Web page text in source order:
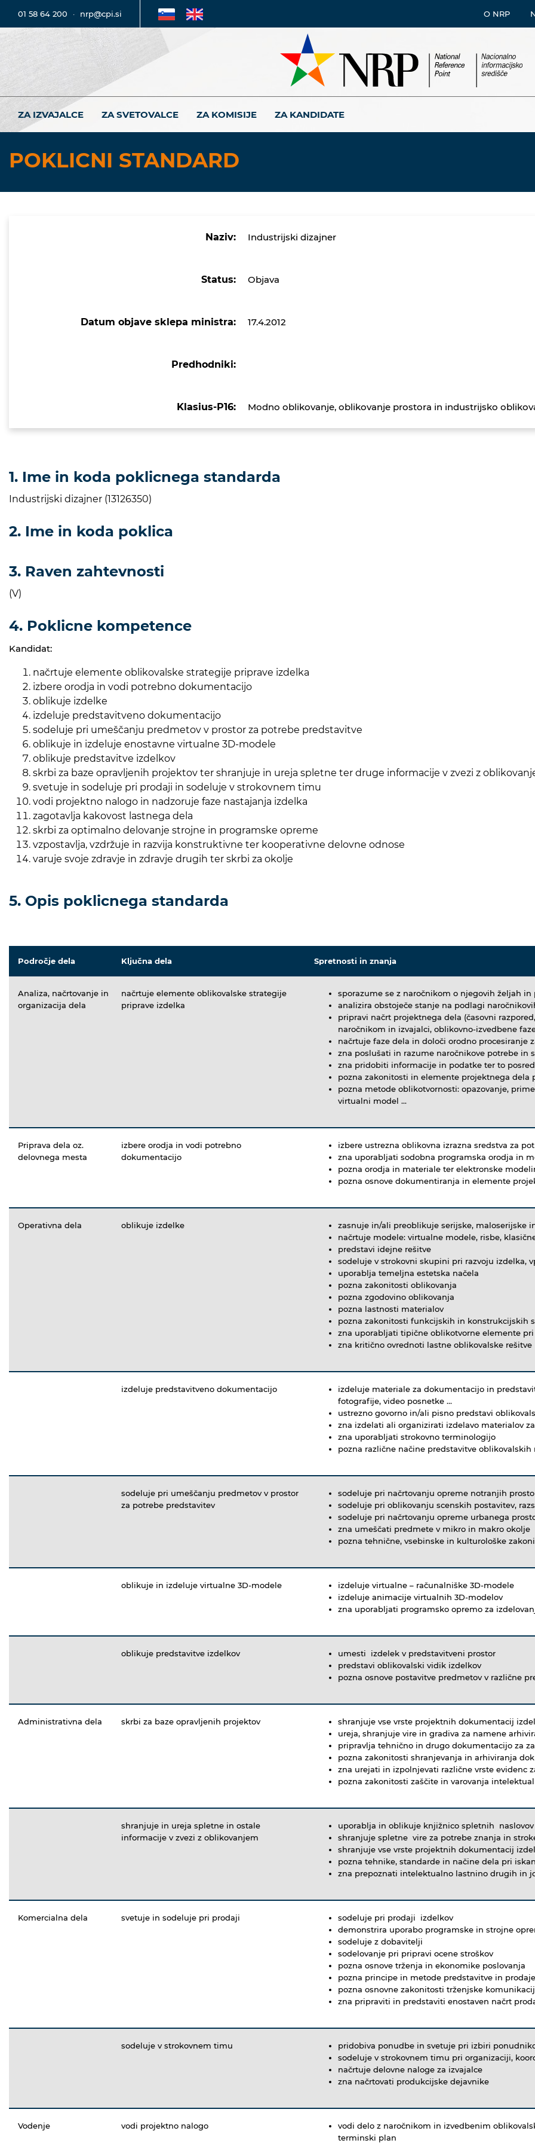
01 58 64 200 · nrp@cpi.si O NRP
ZA IZVAJALCE ZA SVETOVALCE ZA KOMISIJE ZA KANDIDATE
POKLICNI STANDARD
Naziv: Industrijski dizajner
Status: Objava
Datum objave sklepa ministra: 17.4.2012
Predhodniki:
Klasius-P16: Modno oblikovanje, oblikovanje prostora in industrijsko
1. Ime in koda poklicnega standarda
Industrijski dizajner (13126350)
2. Ime in koda poklica
3. Raven zahtevnosti
(V)
4. Poklicne kompetence
Kandidat:
načrtuje elemente oblikovalske strategije priprave izdelka
izbere orodja in vodi potrebno dokumentacijo
oblikuje izdelke
izdeluje predstavitveno dokumentacijo
sodeluje pri umeščanju predmetov v prostor za potrebe predstavitve
oblikuje in izdeluje enostavne virtualne 3D-modele
oblikuje predstavitve izdelkov
skrbi za baze opravljenih projektov ter shranjuje in ureja spletne ter druge informacije v zvezi z
svetuje in sodeluje pri prodaji in sodeluje v strokovnem timu
vodi projektno nalogo in nadzoruje faze nastajanja izdelka
zagotavlja kakovost lastnega dela
skrbi za optimalno delovanje strojne in programske opreme
vzpostavlja, vzdržuje in razvija konstruktivne ter kooperativne delovne odnose
varuje svoje zdravje in zdravje drugih ter skrbi za okolje
5. Opis poklicnega standarda
Področje dela Ključna dela Spretnosti in znanja
Analiza, načrtovanje in
organizacija dela
načrtuje elemente oblikovalske strategije
priprave izdelka
sporazume se z naročnikom o njegovih željah
analizira obstoječe stanje na podlagi
pripravi načrt projektnega dela (časovni
naročnikom in izvajalci, oblikovno-izvedbene
načrtuje faze dela in določi orodno procesiranje
zna poslušati in razume naročnikove potrebe in
zna pridobiti informacije in podatke ter to
pozna zakonitosti in elemente projektnega dela
pozna metode oblikotvornosti: opazovanje,
virtualni model ...
Priprava dela oz.
delovnega mesta
izbere orodja in vodi potrebno
dokumentacijo
izbere ustrezna oblikovna izrazna sredstva za
zna uporabljati sodobna programska orodja in
pozna orodja in materiale ter elektronske
pozna osnove dokumentiranja in elemente
Operativna dela oblikuje izdelke
zasnuje in/ali preoblikuje serijske, maloserijske
načrtuje modele: virtualne modele, risbe,
predstavi idejne rešitve
sodeluje v strokovni skupini pri razvoju izdelka,
uporablja temeljna estetska načela
pozna zakonitosti oblikovanja
pozna zgodovino oblikovanja
pozna lastnosti materialov
pozna zakonitosti funkcijskih in konstrukcijskih
zna uporabljati tipične oblikotvorne elemente
zna kritično ovrednoti lastne oblikovalske rešitve
izdeluje predstavitveno dokumentacijo
izdeluje materiale za dokumentacijo in
fotografije, video posnetke ...
ustrezno govorno in/ali pisno predstavi
zna izdelati ali organizirati izdelavo materialov
zna uporabljati strokovno terminologijo
pozna različne načine predstavitve oblikovalskih
sodeluje pri umeščanju predmetov v prostor
za potrebe predstavitev
sodeluje pri načrtovanju opreme notranjih
sodeluje pri oblikovanju scenskih postavitev,
sodeluje pri načrtovanju opreme urbanega
zna umeščati predmete v mikro in makro okolje
pozna tehnične, vsebinske in kulturološke
oblikuje in izdeluje virtualne 3D-modele
izdeluje virtualne – računalniške 3D-modele
izdeluje animacije virtualnih 3D-modelov
zna uporabljati programsko opremo za
oblikuje predstavitve izdelkov
umesti izdelek v predstavitveni prostor
predstavi oblikovalski vidik izdelkov
pozna osnove postavitve predmetov v različne
Administrativna dela skrbi za baze opravljenih projektov
shranjuje vse vrste projektnih dokumentacij
ureja, shranjuje vire in gradiva za namene
pripravlja tehnično in drugo dokumentacijo za
pozna zakonitosti shranjevanja in arhiviranja
zna urejati in izpolnjevati različne vrste evidenc
pozna zakonitosti zaščite in varovanja
shranjuje in ureja spletne in ostale
informacije v zvezi z oblikovanjem
uporablja in oblikuje knjižnico spletnih naslovov
shranjuje spletne vire za potrebe znanja in
shranjuje vse vrste projektnih dokumentacij
pozna tehnike, standarde in načine dela pri
zna prepoznati intelektualno lastnino drugih in
Komercialna dela svetuje in sodeluje pri prodaji
sodeluje pri prodaji izdelkov
demonstrira uporabo programske in strojne
sodeluje z dobavitelji
sodelovanje pri pripravi ocene stroškov
pozna osnove trženja in ekonomike poslovanja
pozna principe in metode predstavitve in prodaje
pozna osnovne zakonitosti trženjske
zna pripraviti in predstaviti enostaven načrt
sodeluje v strokovnem timu
pridobiva ponudbe in svetuje pri izbiri
sodeluje v strokovnem timu pri organizaciji,
načrtuje delovne naloge za izvajalce
zna načrtovati produkcijske dejavnike
Vodenje vodi projektno nalogo
vodi delo z naročnikom in izvedbenim
terminski plan